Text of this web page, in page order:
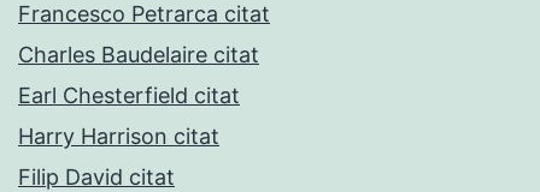
Francesco Petrarca citat
Charles Baudelaire citat
Earl Chesterfield citat
Harry Harrison citat
Filip David citat